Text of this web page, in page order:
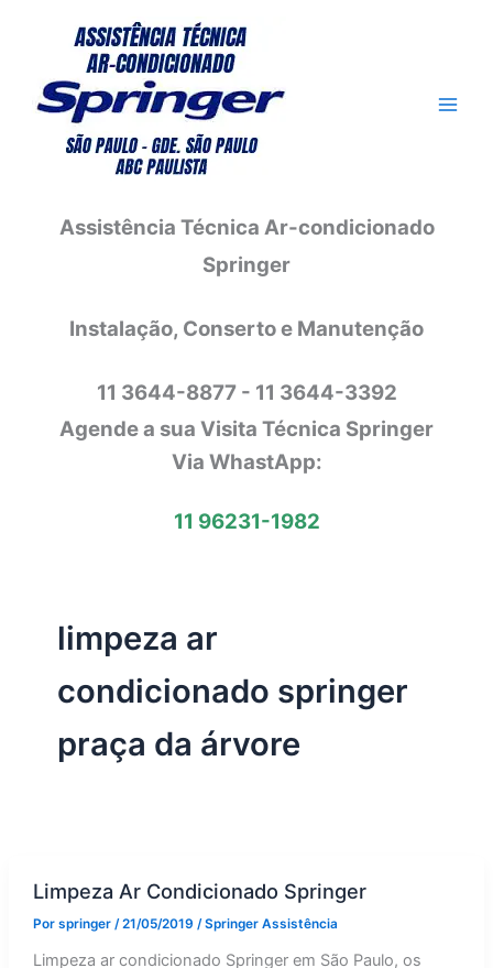
conteúdo
Assistência Técnica Ar-condicionado
Springer
Instalação, Conserto e Manutenção
11 3644-8877 - 11 3644-3392
Agende a sua Visita Técnica Springer
Via WhastApp:
11 96231-1982
limpeza ar
condicionado springer
praça da árvore
Limpeza Ar Condicionado Springer
Por springer /21/05/2019 /Springer Assistência
Limpeza ar condicionado Springer em São Paulo, os